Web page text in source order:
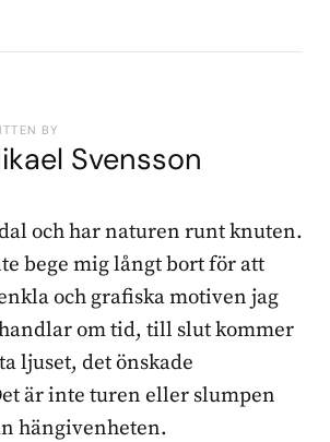
BY
Svensson
och har naturen runt knuten.
bege mig långt bort för att
och grafiska motiven jag
om tid, till slut kommer
ljuset, det önskade
är inte turen eller slumpen
hängivenheten.